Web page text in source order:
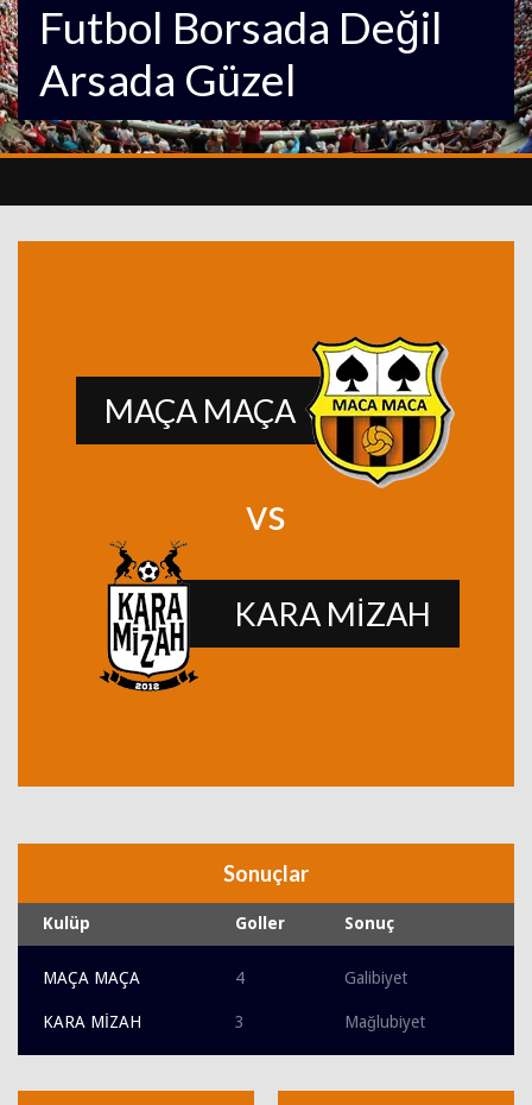
Futbol Borsada Değil
Arsada Güzel
MAÇA MAÇA
vs
KARA MİZAH
Sonuçlar
Kulüp Goller Sonuç
MAÇA MAÇA 4 Galibiyet
KARA MİZAH 3 Mağlubiyet